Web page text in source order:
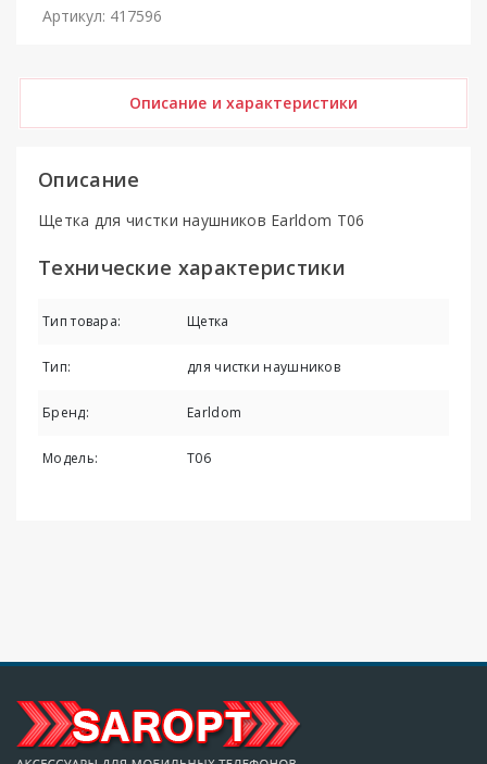
Артикул: 417596
Описание и характеристики
Описание
Щетка для чистки наушников Earldom T06
Технические характеристики
Тип товара: Щетка
Тип: для чистки наушников
Бренд: Earldom
Модель: T06